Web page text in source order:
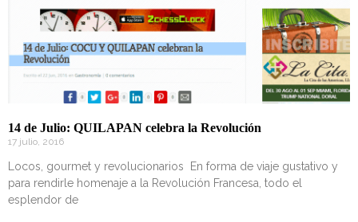
14 de Julio: QUILAPAN celebra la Revolución
17 julio, 2016
Locos, gourmet y revolucionarios En forma de viaje gustativo y
para rendirle homenaje a la Revolución Francesa, todo el
esplendor de